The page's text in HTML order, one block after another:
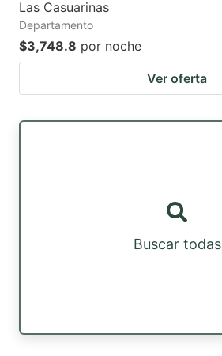
Las Casuarinas
Departamento
$3,748.8 por noche
Ver oferta
Buscar todas